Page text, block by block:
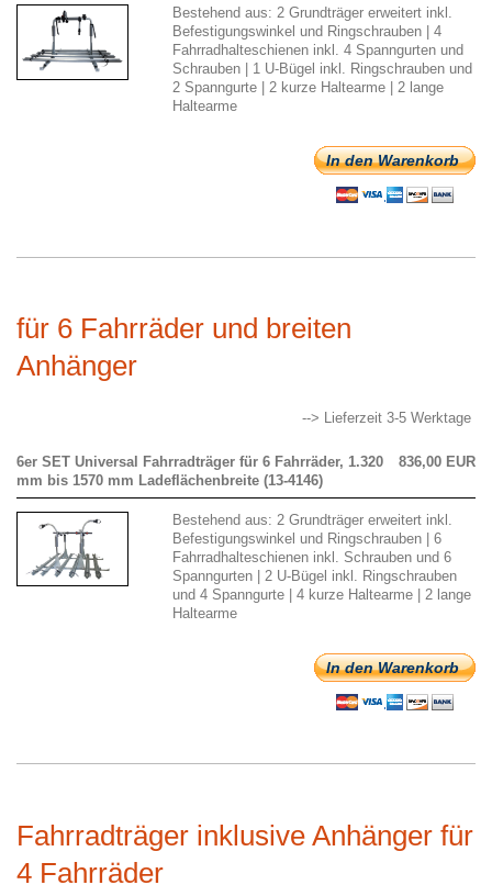
Bestehend aus: 2 Grundträger erweitert inkl.
Befestigungswinkel und Ringschrauben | 4
Fahrradhalteschienen inkl. 4 Spanngurten und
Schrauben | 1 U-Bügel inkl. Ringschrauben und
2 Spanngurte | 2 kurze Haltearme | 2 lange
Haltearme
In den Warenkorb
für 6 Fahrräder und breiten
Anhänger
--> Lieferzeit 3-5 Werktage
6er SET Universal Fahrradträger für 6 Fahrräder, 1.320
mm bis 1570 mm Ladeflächenbreite (13-4146)
836,00 EUR
Bestehend aus: 2 Grundträger erweitert inkl.
Befestigungswinkel und Ringschrauben | 6
Fahrradhalteschienen inkl. Schrauben und 6
Spanngurten | 2 U-Bügel inkl. Ringschrauben
und 4 Spanngurte | 4 kurze Haltearme | 2 lange
Haltearme
In den Warenkorb
Fahrradträger inklusive Anhänger für
4 Fahrräder